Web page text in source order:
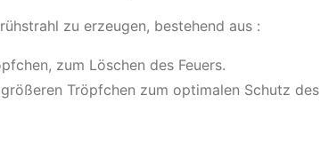
zu erzeugen, bestehend aus :
zum Löschen des Feuers.
Tröpfchen zum optimalen Schutz des